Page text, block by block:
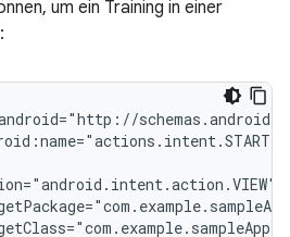
um ein Training in einer